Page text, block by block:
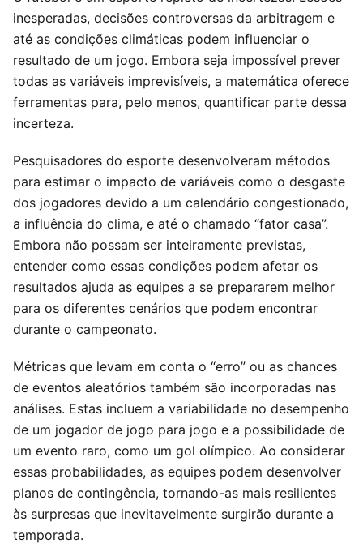
inesperadas, decisões controversas da arbitragem e
até as condições climáticas podem influenciar o
resultado de um jogo. Embora seja impossível prever
todas as variáveis imprevisíveis, a matemática oferece
ferramentas para, pelo menos, quantificar parte dessa
incerteza.
Pesquisadores do esporte desenvolveram métodos
para estimar o impacto de variáveis como o desgaste
dos jogadores devido a um calendário congestionado,
a influência do clima, e até o chamado “fator casa”.
Embora não possam ser inteiramente previstas,
entender como essas condições podem afetar os
resultados ajuda as equipes a se prepararem melhor
para os diferentes cenários que podem encontrar
durante o campeonato.
Métricas que levam em conta o “erro” ou as chances
de eventos aleatórios também são incorporadas nas
análises. Estas incluem a variabilidade no desempenho
de um jogador de jogo para jogo e a possibilidade de
um evento raro, como um gol olímpico. Ao considerar
essas probabilidades, as equipes podem desenvolver
planos de contingência, tornando-as mais resilientes
às surpresas que inevitavelmente surgirão durante a
temporada.